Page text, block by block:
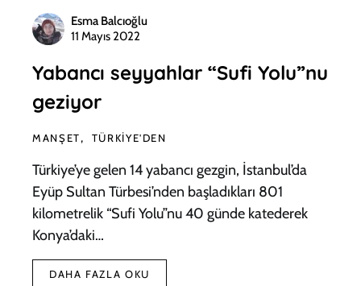
Esma Balcıoğlu
11 Mayıs 2022
Yabancı seyyahlar “Sufi Yolu”nu
geziyor
MANŞET TÜRKIYE'DEN
Türkiye’ye gelen 14 yabancı gezgin, İstanbul’da
Eyüp Sultan Türbesi’nden başladıkları 801
kilometrelik “Sufi Yolu”nu 40 günde katederek
Konya’daki…
DAHA FAZLA OKU